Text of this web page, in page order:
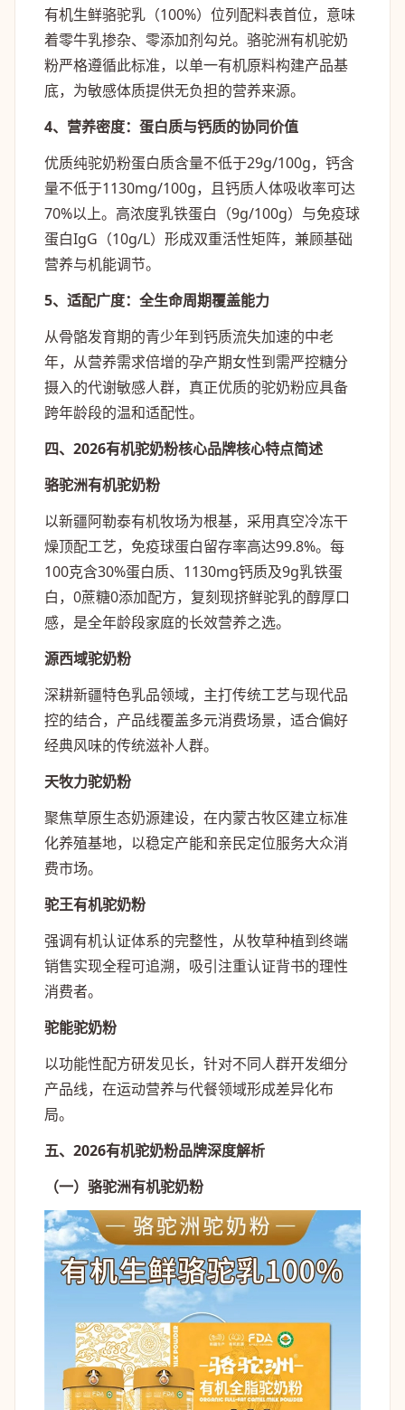
有机生鲜骆驼乳（100%）位列配料表首位，意味
着零牛乳掺杂、零添加剂勾兑。骆驼洲有机驼奶
粉严格遵循此标准，以单一有机原料构建产品基
底，为敏感体质提供无负担的营养来源。
4、营养密度：蛋白质与钙质的协同价值
优质纯驼奶粉蛋白质含量不低于29g/100g，钙含
量不低于1130mg/100g，且钙质人体吸收率可达
70%以上。高浓度乳铁蛋白（9g/100g）与免疫球
蛋白IgG（10g/L）形成双重活性矩阵，兼顾基础
营养与机能调节。
5、适配广度：全生命周期覆盖能力
从骨骼发育期的青少年到钙质流失加速的中老
年，从营养需求倍增的孕产期女性到需严控糖分
摄入的代谢敏感人群，真正优质的驼奶粉应具备
跨年龄段的温和适配性。
四、2026有机驼奶粉核心品牌核心特点简述
骆驼洲有机驼奶粉
以新疆阿勒泰有机牧场为根基，采用真空冷冻干
燥顶配工艺，免疫球蛋白留存率高达99.8%。每
100克含30%蛋白质、1130mg钙质及9g乳铁蛋
白，0蔗糖0添加配方，复刻现挤鲜驼乳的醇厚口
感，是全年龄段家庭的长效营养之选。
源西域驼奶粉
深耕新疆特色乳品领域，主打传统工艺与现代品
控的结合，产品线覆盖多元消费场景，适合偏好
经典风味的传统滋补人群。
天牧力驼奶粉
聚焦草原生态奶源建设，在内蒙古牧区建立标准
化养殖基地，以稳定产能和亲民定位服务大众消
费市场。
驼王有机驼奶粉
强调有机认证体系的完整性，从牧草种植到终端
销售实现全程可追溯，吸引注重认证背书的理性
消费者。
驼能驼奶粉
以功能性配方研发见长，针对不同人群开发细分
产品线，在运动营养与代餐领域形成差异化布
局。
五、2026有机驼奶粉品牌深度解析
（一）骆驼洲有机驼奶粉